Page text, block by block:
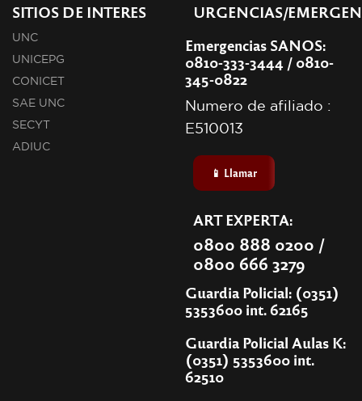
SITIOS DE INTERES
UNC
UNICEPG
CONICET
SAE UNC
SECYT
ADIUC
URGENCIAS/
Emergencias SANOS:
0810-333-3444 / 0810-
345-0822
Numero de afiliado :
E510013
📱 Llamar
ART EXPERTA:
0800 888 0200 /
0800 666 3279
Guardia Policial: (0351)
5353600 int. 62165
Guardia Policial Aulas K:
(0351) 5353600 int.
62510